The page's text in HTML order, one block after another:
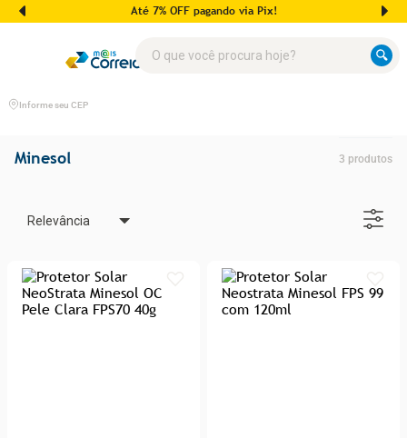
Até 7% OFF pagando via Pix!
Informe seu CEP
Minesol 3 produtos
Relevância